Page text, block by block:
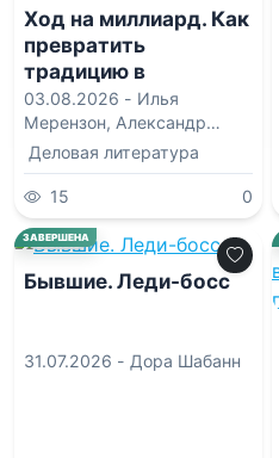
Ход на миллиард. Как
превратить
традицию в
индустрию.
Стратегия World
Chess для любого
бизнеса
03.08.2026 - Илья
Мерензон, Александр
Довнар
Деловая литература
15 0
ЗАВЕРШЕНА
0.0
Бывшие. Леди-босс
31.07.2026 - Дора Шабанн